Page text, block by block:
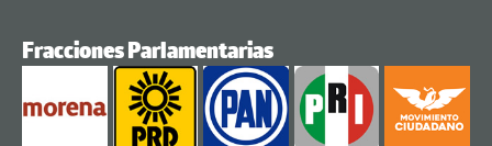
Fracciones Parlamentarias